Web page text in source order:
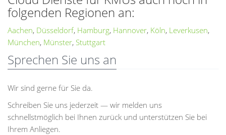
folgenden Regionen an:
Aachen, Düsseldorf, Hamburg, Hannover, Köln, Leverkusen,
München, Münster, Stuttgart
Sprechen Sie uns an
Wir sind gerne für Sie da.
Schreiben Sie uns jederzeit — wir melden uns
schnellstmöglich bei Ihnen zurück und unterstützen Sie bei
Ihrem Anliegen.